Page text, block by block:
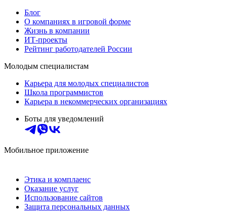
Блог
О компаниях в игровой форме
Жизнь в компании
ИТ-проекты
Рейтинг работодателей России
Молодым специалистам
Карьера для молодых специалистов
Школа программистов
Карьера в некоммерческих организациях
Боты для уведомлений
Мобильное приложение
Этика и комплаенс
Оказание услуг
Использование сайтов
Защита персональных данных